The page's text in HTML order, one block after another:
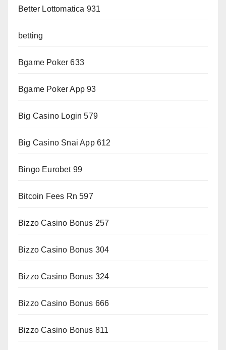
Better Lottomatica 931
betting
Bgame Poker 633
Bgame Poker App 93
Big Casino Login 579
Big Casino Snai App 612
Bingo Eurobet 99
Bitcoin Fees Rn 597
Bizzo Casino Bonus 257
Bizzo Casino Bonus 304
Bizzo Casino Bonus 324
Bizzo Casino Bonus 666
Bizzo Casino Bonus 811